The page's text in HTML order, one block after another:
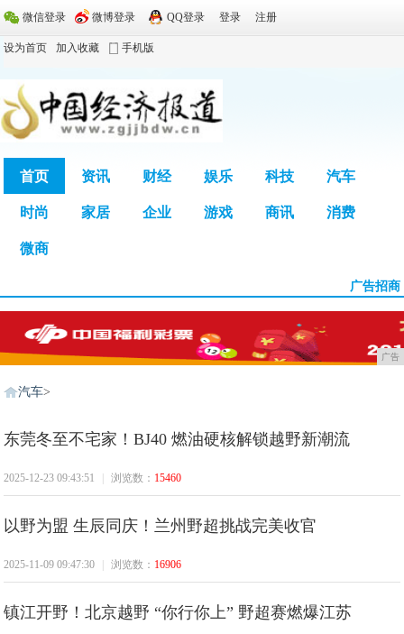
微信登录 微博登录 QQ登录 登录 注册
设为首页 加入收藏 手机版
首页 资讯 财经 娱乐 科技 汽车
时尚 家居 企业 游戏 商讯 消费
微商
广告招商
广告
>
汽车
东莞冬至不宅家！BJ40 燃油硬核解锁越野新潮流
2025-12-23 09:43:51 浏览数： 15460
以野为盟 生辰同庆！兰州野超挑战完美收官
2025-11-09 09:47:30 浏览数： 16906
镇江开野！北京越野 “你行你上” 野超赛燃爆江苏